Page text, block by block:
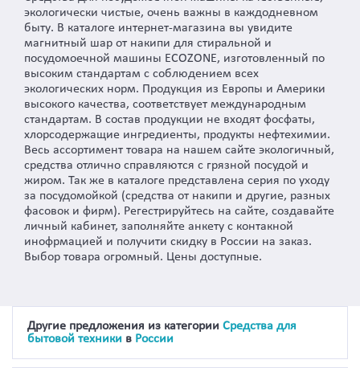
экологически чистые, очень важны в каждодневном
быту. В каталоге интернет-магазина вы увидите
магнитный шар от накипи для стиральной и
посудомоечной машины ECOZONE, изготовленный по
высоким стандартам с соблюдением всех
экологических норм. Продукция из Европы и Америки
высокого качества, соответствует международным
стандартам. В состав продукции не входят фосфаты,
хлорсодержащие ингредиенты, продукты нефтехимии.
Весь ассортимент товара на нашем сайте экологичный,
средства отлично справляются с грязной посудой и
жиром. Так же в каталоге представлена серия по уходу
за посудомойкой (средства от накипи и другие, разных
фасовок и фирм). Регестрируйтесь на сайте, создавайте
личный кабинет, заполняйте анкету с контакной
инофрмацией и получити скидку в России на заказ.
Выбор товара огромный. Цены доступные.
Другие предложения из категории Средства для
бытовой техники в России